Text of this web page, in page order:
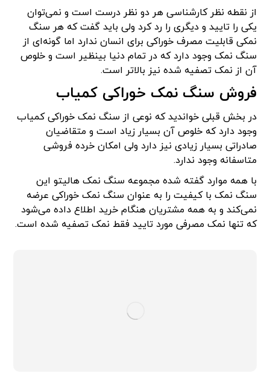
از نقطه نظر کارشناسی هر دو نظر درست است و نمی‌توان
یکی را تایید و دیگری را رد کرد ولی باید گفت که هر سنگ
نمکی قابلیت مصرف خوراکی برای انسان ندارد اما گونه‌ای از
سنگ نمک وجود دارد که در تمام دنیا بینظیر است و خلوص
آن از نمک تصفیه شده نیز بالاتر است.
فروش سنگ نمک خوراکی کمیاب
در بخش قبلی خواندید که نوعی از سنگ نمک خوراکی کمیاب
وجود دارد که خلوص آن بسیار زیاد است و متقاضیان
صادراتی بسیار زیادی نیز دارد ولی امکان خرده فروشی
متاسفانه وجود ندارد.
با همه موارد گفته شده مجموعه سنگ نمک هالیتو این
سنگ نمک با کیفیت را به عنوان سنگ نمک خوراکی عرضه
نمی‌کند و به همه مشتریان هنگام خرید اطلاع داده می‌شود
که تنها نمک مصرفی مورد تایید فقط نمک تصفیه شده است.